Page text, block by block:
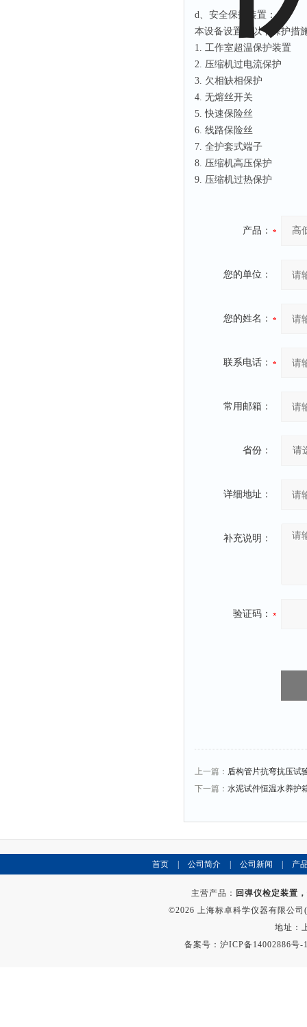
d、安全保护装置：
本设备设置了以下保护措
1. 工作室超温保护装置
2. 压缩机过电流保护
3. 欠相缺相保护
4. 无熔丝开关
5. 快速保险丝
6. 线路保险丝
7. 全护套式端子
8. 压缩机高压保护
9. 压缩机过热保护
产品：
您的单位：
您的姓名：
联系电话：
常用邮箱：
省份：
详细地址：
补充说明：
验证码：
上一篇： 盾构管片抗弯抗压试
下一篇： 水泥试件恒温水养护
首页 公司简介 公司新闻 产
主营产品： 回弹仪检定装置
©2026 上海标卓科学仪器有限公
地址：
备案号：沪ICP备14002886号-